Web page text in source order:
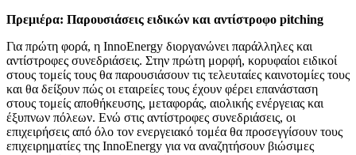
Πρεμιέρα: Παρουσιάσεις ειδικών και αντίστροφο pitching
Για πρώτη φορά, η InnoEnergy διοργανώνει παράλληλες και
αντίστροφες συνεδριάσεις. Στην πρώτη μορφή, κορυφαίοι ειδικοί
στους τομείς τους θα παρουσιάσουν τις τελευταίες καινοτομίες τους
και θα δείξουν πώς οι εταιρείες τους έχουν φέρει επανάσταση
στους τομείς αποθήκευσης, μεταφοράς, αιολικής ενέργειας και
έξυπνων πόλεων. Ενώ στις αντίστροφες συνεδριάσεις, οι
επιχειρήσεις από όλο τον ενεργειακό τομέα θα προσεγγίσουν τους
επιχειρηματίες της InnoEnergy για να αναζητήσουν βιώσιμες